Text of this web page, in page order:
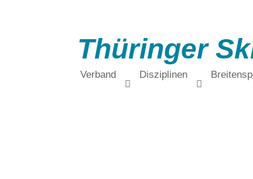
Thüringer
Verband Disziplinen